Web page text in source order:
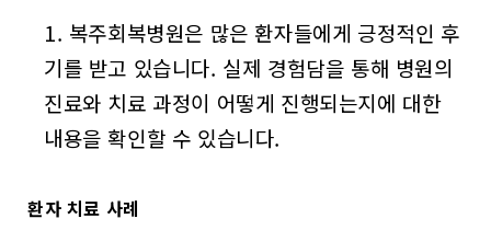
복주회복병원은 많은 환자들에게 긍정적인 후
기를 받고 있습니다. 실제 경험담을 통해 병원의
진료와 치료 과정이 어떻게 진행되는지에 대한
내용을 확인할 수 있습니다.
환자 치료 사례